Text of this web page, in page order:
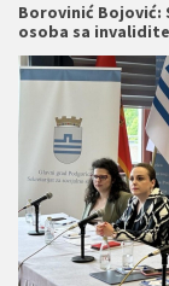
Borovinić Bojović:
osoba sa